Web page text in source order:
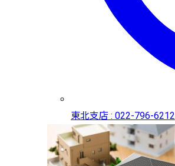
東北支店 : 022-796-6212